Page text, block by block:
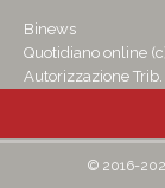
Binews
Quotidiano online
Autorizzazione
© 2016-